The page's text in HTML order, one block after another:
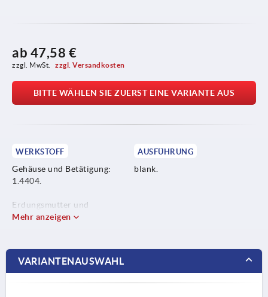
ab 47,58 €
zzgl. MwSt. zzgl. Versandkosten
BITTE WÄHLEN SIE ZUERST EINE VARIANTE AUS
WERKSTOFF
Gehäuse und Betätigung:
1.4404.
Erdungsmutter und
Sperrzahnschraube: 1.4301.
AUSFÜHRUNG
blank.
Mehr anzeigen
VARIANTENAUSWAHL